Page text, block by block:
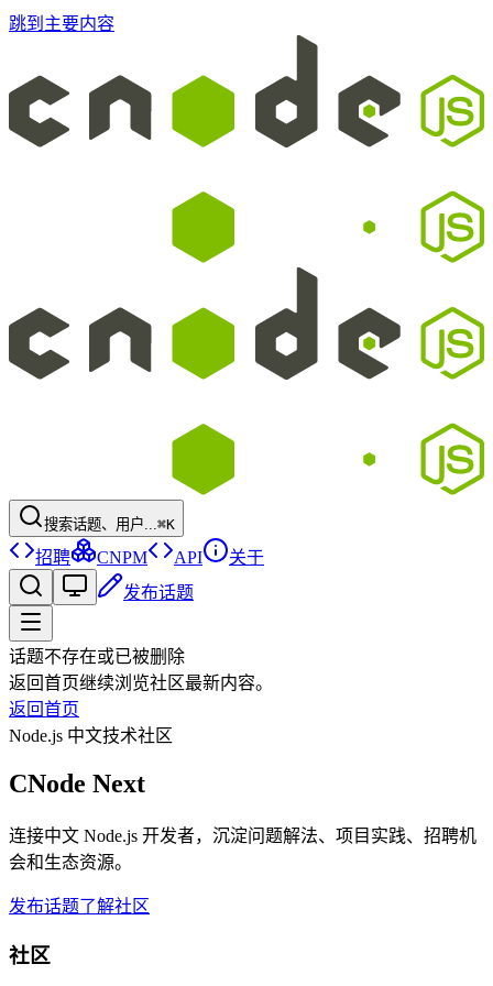
跳到主要内容
搜索话题、用户...⌘K
招聘 CNPM API
关于
发布话题
话题不存在或已被删除
返回首页继续浏览社区最新内容。
返回首页
Node.js 中文技术社区
CNode Next
连接中文 Node.js 开发者，沉淀问题解法、项目实践、招聘机
会和生态资源。
发布话题了解社区
社区